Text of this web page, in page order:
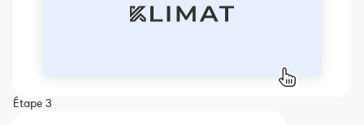
Étape 3